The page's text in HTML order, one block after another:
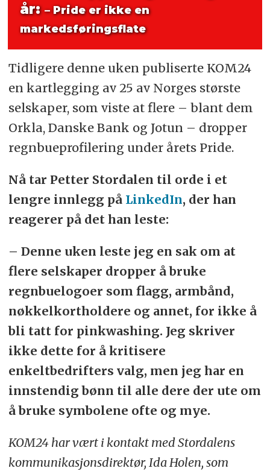
år:– Pride er ikke en
markedsføringsflate
Tidligere denne uken publiserte KOM24
en kartlegging av 25 av Norges største
selskaper, som viste at flere – blant dem
Orkla, Danske Bank og Jotun – dropper
regnbueprofilering under årets Pride.
Nå tar Petter Stordalen til orde i et
lengre innlegg på LinkedIn, der han
reagerer på det han leste:
– Denne uken leste jeg en sak om at
flere selskaper dropper å bruke
regnbuelogoer som flagg, armbånd,
nøkkelkortholdere og annet, for ikke å
bli tatt for pinkwashing. Jeg skriver
ikke dette for å kritisere
enkeltbedrifters valg, men jeg har en
innstendig bønn til alle dere der ute om
å bruke symbolene ofte og mye.
KOM24 har vært i kontakt med Stordalens
kommunikasjonsdirektør, Ida Holen, som